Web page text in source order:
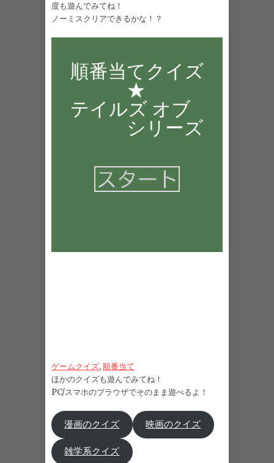
度も遊んでみてね！
ノーミスクリアできるかな！？
ゲームクイズ, 順番当て
ほかのクイズも遊んでみてね！
PC/スマホのブラウザでそのまま遊べるよ！
漫画のクイズ 映画のクイズ
雑学系クイズ